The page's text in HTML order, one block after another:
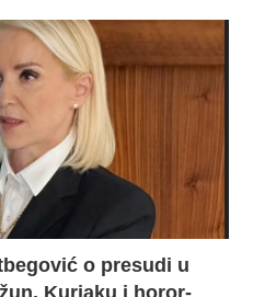
o presudi u